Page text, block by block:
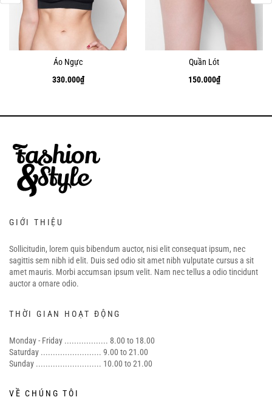
Áo Ngực
330.000₫
Quần Lót
150.000₫
GIỚI THIỆU
Sollicitudin, lorem quis bibendum auctor, nisi elit consequat ipsum, nec
sagittis sem nibh id elit. Duis sed odio sit amet nibh vulputate cursus a sit
amet mauris. Morbi accumsan ipsum velit. Nam nec tellus a odio tincidunt
auctor a ornare odio.
THỜI GIAN HOẠT ĐỘNG
Monday - Friday .................. 8.00 to 18.00
Saturday ......................... 9.00 to 21.00
Sunday ........................... 10.00 to 21.00
VỀ CHÚNG TÔI